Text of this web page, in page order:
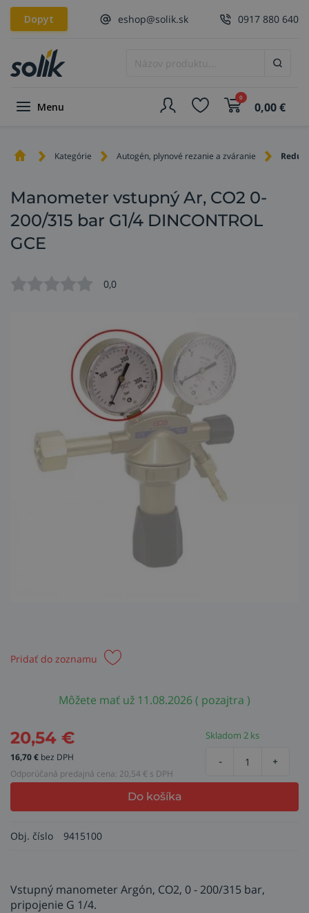
Dopyt eshop@solik.sk 0917 880 640
Menu
0
0,00€
Kategórie Autogén, plynové rezanie a zváranie
Manometer vstupný Ar, CO2 0-
200/315 bar G1/4 DINCONTROL
GCE
0,0
Pridať do zoznamu
Môžete mať už 11.08.2026 ( pozajtra )
20,54 €
16,70€ bez DPH
Odporúčaná predajná cena: 20,54 € s DPH
Skladom 2 ks
- +
Do košíka
Obj. číslo 9415100
Vstupný manometer Argón, CO2, 0 - 200/315 bar,
pripojenie G 1/4.